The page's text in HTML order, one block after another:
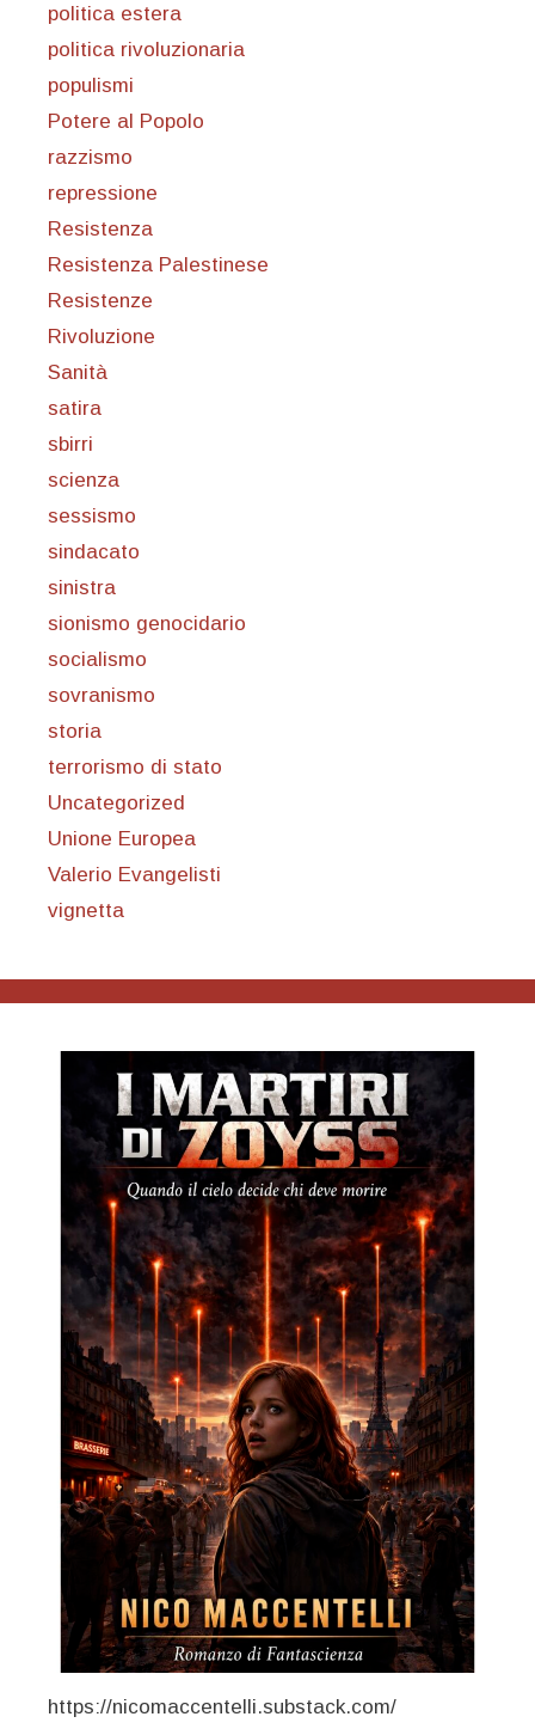
politica estera
politica rivoluzionaria
populismi
Potere al Popolo
razzismo
repressione
Resistenza
Resistenza Palestinese
Resistenze
Rivoluzione
Sanità
satira
sbirri
scienza
sessismo
sindacato
sinistra
sionismo genocidario
socialismo
sovranismo
storia
terrorismo di stato
Uncategorized
Unione Europea
Valerio Evangelisti
vignetta
https://nicomaccentelli.substack.com/